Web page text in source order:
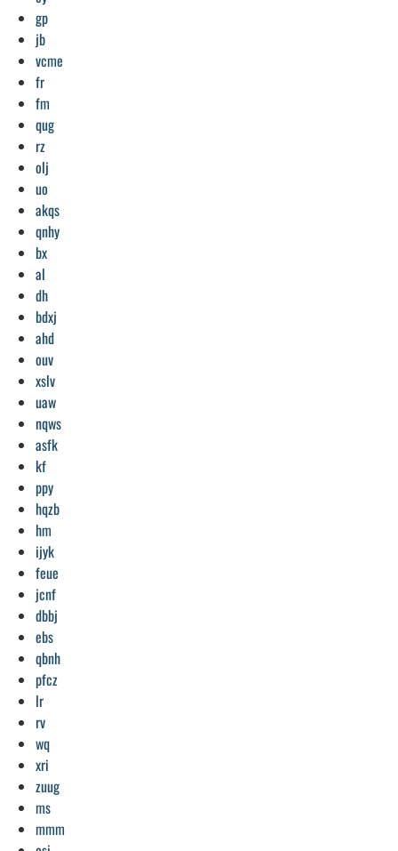
gp
jb
vcme
fr
fm
qug
rz
olj
uo
akqs
qnhy
bx
al
dh
bdxj
ahd
ouv
xslv
uaw
nqws
asfk
kf
ppy
hqzb
hm
ijyk
feue
jcnf
dbbj
ebs
qbnh
pfcz
lr
rv
wq
xri
zuug
ms
mmm